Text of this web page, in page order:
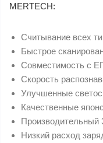
MERTECH:
Считывание всех
Быстрое
Совместимость с
Скорость
Улучшенные
Качественные
Производительный
Низкий расход